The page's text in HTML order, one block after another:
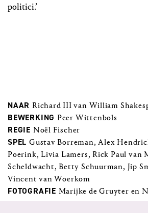
politici.’
NAAR Richard III van William
BEWERKING Peer Wittenbols
REGIE Noël Fischer
SPEL Gustav Borreman, Alex
Poerink, Livia Lamers, Rick Paul van
Scheldwacht, Betty Schuurman, Jip
Vincent van Woerkom
FOTOGRAFIE Marijke de Gruyter en